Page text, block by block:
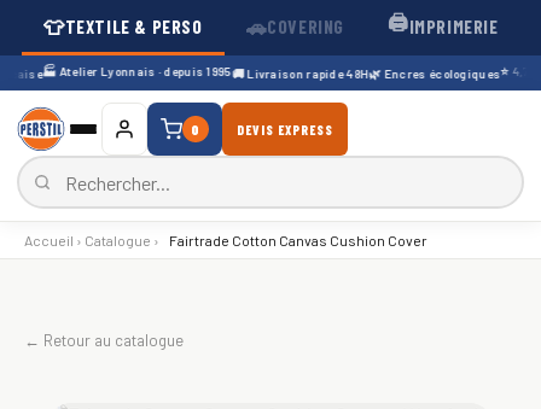
👕TEXTILE & PERSO 🚗COVERING 🖨️IMPRIMERIE
🏭 Atelier Lyonnais · depuis 1995🚚 Livraison rapide 48H🌿 Encres écologiques⭐ 4,7/5
0 DEVIS EXPRESS
Accueil › Catalogue › Fairtrade Cotton Canvas Cushion Cover
← Retour au catalogue